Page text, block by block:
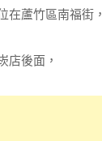
在蘆竹區南福街，
店後面，